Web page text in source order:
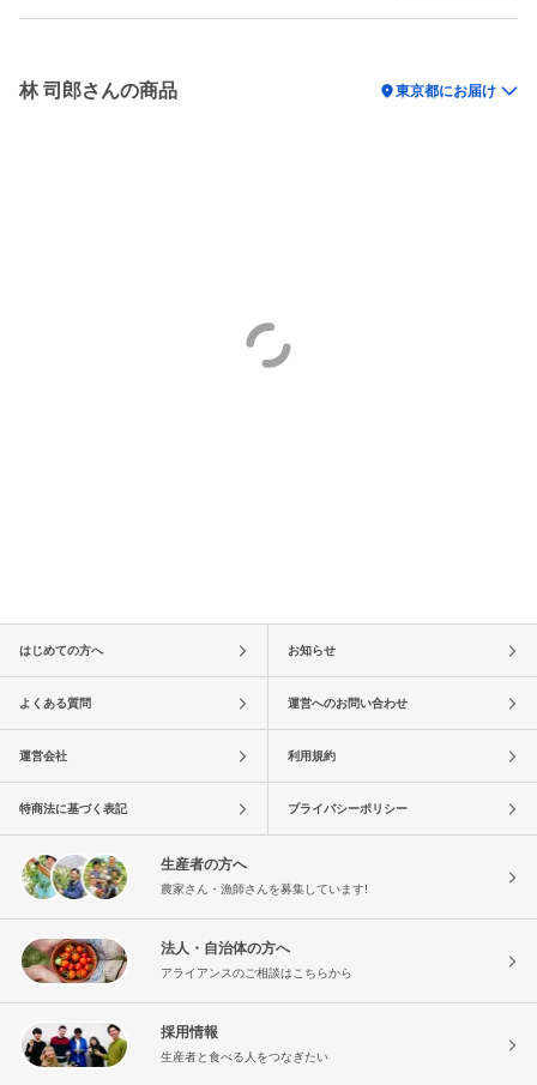
林 司郎さんの商品 location_on東京都にお届け
はじめての方へ お知らせ
よくある質問 運営へのお問い合わせ
運営会社 利用規約
特商法に基づく表記 プライバシーポリシー
生産者の方へ
農家さん・漁師さんを募集しています!
法人・自治体の方へ
アライアンスのご相談はこちらから
採用情報
生産者と食べる人をつなぎたい